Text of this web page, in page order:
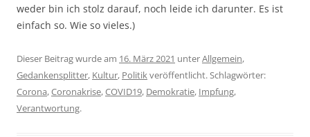
weder bin ich stolz darauf, noch leide ich darunter. Es ist
einfach so. Wie so vieles.)
Dieser Beitrag wurde am 16. März 2021 unterAllgemein,
Gedankensplitter, Kultur, Politikveröffentlicht. Schlagwörter:
Corona,Coronakrise,COVID19, Demokratie, Impfung,
Verantwortung.